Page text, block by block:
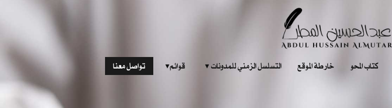
كتاب المحو خارطة الموقع التسلسل الزمني للمدونات‎ ‎ ‎ ‎ ‎ قوائم‎ ‎ ‎ ‎ تواصل معنا